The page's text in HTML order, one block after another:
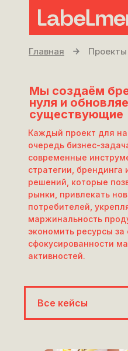
Главная Проекты
Мы создаём
нуля и
существующие
Каждый проект для
очередь бизнес-
современные
стратегии, брендинга
решений, которые
рынки, привлекать
потребителей,
маржинальность
экономить ресурсы за
сфокусированности
активностей.